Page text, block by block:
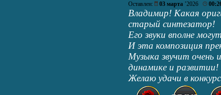
Оставлен: 03 марта ’2026
Владимир! Какая
старый синтезатор!
Его звуки вполне
И эта композиция
Музыка звучит очень
динамике и развитии!
Желаю удачи в